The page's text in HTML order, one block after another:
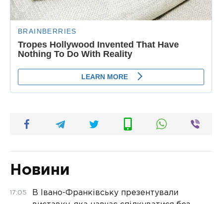
Новини
17:05
В Івано-Франківську презентували